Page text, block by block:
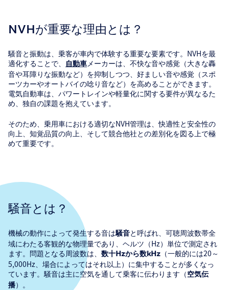
NVHが重要な理由とは？
騒音と振動は、乗客が車内で体験する重要な要素です。NVHを最
適化することで、
自動車 メーカーは、不快な音や感覚（大きな轟
音や耳障りな振動など）を抑制しつつ、好ましい音や感覚（スポ
ーツカーやオートバイの唸り音など）を高めることができます。
電気自動車は、パワートレインや軽量化に関する要件が異なるた
め、独自の課題を抱えています。
そのため、乗用車における適切なNVH管理は、快適性と安全性の
向上、知覚品質の向上、そして競合他社との差別化を図る上で極
めて重要です。
騒音とは？
機械の動作によって発生する音は騒音と呼ばれ、可聴周波数帯全
域にわたる客観的な物理量であり、ヘルツ（Hz）単位で測定され
ます。問題となる周波数は、
数十Hzから数kHz （一般的には20～
5,000Hz、場合によってはそれ以上）に集中することが多くなっ
ています。騒音は主に空気を通して乗客に伝わります（空気伝
播）。